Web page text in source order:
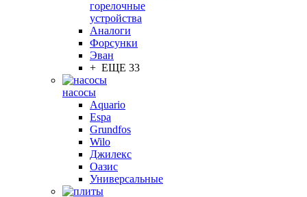
горелочные
устройства
Aналоги
Форсунки
Эван
+ ЕЩЕ 33
насосы
Aquario
Espa
Grundfos
Wilo
Джилекс
Оазис
Универсальные